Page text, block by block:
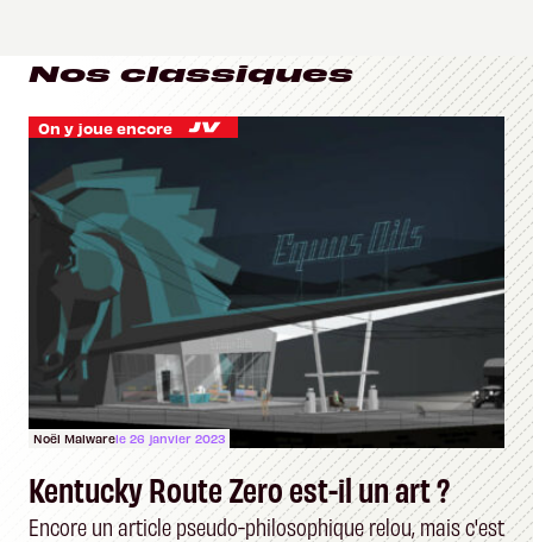
Nos classiques
On y joue encore
Noël Malwarele 26 janvier 2023
Kentucky Route Zero est-il un art ?
Encore un article pseudo-philosophique relou, mais c'est